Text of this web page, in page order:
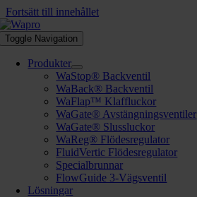
Fortsätt till innehållet
Toggle Navigation
Produkter
WaStop® Backventil
WaBack® Backventil
WaFlap™ Klaffluckor
WaGate® Avstängningsventiler
WaGate® Slussluckor
WaReg® Flödesregulator
FluidVertic Flödesregulator
Specialbrunnar
FlowGuide 3-Vägsventil
Lösningar